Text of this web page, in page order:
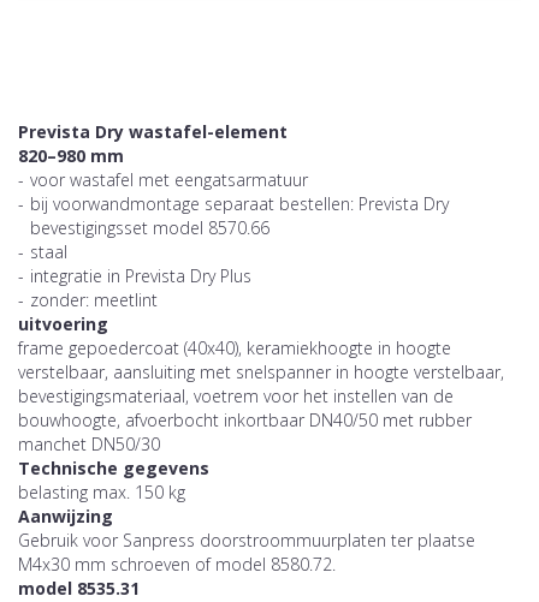
Prevista Dry wastafel-element
820–980 mm
- voor wastafel met eengatsarmatuur
- bij voorwandmontage separaat bestellen: Prevista Dry
bevestigingsset model 8570.66
- staal
- integratie in Prevista Dry Plus
- zonder: meetlint
uitvoering
frame gepoedercoat (40x40), keramiekhoogte in hoogte
verstelbaar, aansluiting met snelspanner in hoogte verstelbaar,
bevestigingsmateriaal, voetrem voor het instellen van de
bouwhoogte, afvoerbocht inkortbaar DN40/50 met rubber
manchet DN50/30
Technische gegevens
belasting max. 150 kg
Aanwijzing
Gebruik voor Sanpress doorstroommuurplaten ter plaatse
M4x30 mm schroeven of model 8580.72.
model 8535.31